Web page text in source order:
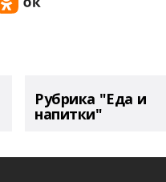
Рубрика "Еда и
напитки"